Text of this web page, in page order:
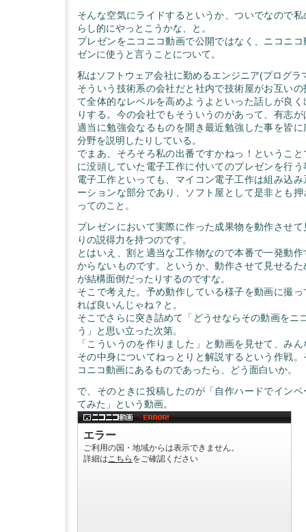
そんな空気にライドするというか、ついでなので
らし的にやっとこうかな、と。
プレゼンをニコニコ動画で公開ではなく、ニコニ
ゼンに使うと言うことについて。
私はソフトウェア会社に勤めるエンジニア(プログラ
そういう技術系の会社だと社内で技術屋がお互い
て全体的なレベルを高めようよといった話しが良
りする。今の会社でもそういうのがあって、有志
適当に勉強会なるものを開き最近勉強した事を皆
分野を説明したりしている。
でまあ、そろそろ私の出番ですかねっ！というこ
に没頭していた電子工作に付いてのプレゼンを行
電子工作といっても、マイコン電子工作は組み込
ーションな部分であり、ソフト屋として是非とも
ってのこと。
プレゼンにおいて実際に作った成果物を動作させ
りの説得力を持つのです。
とはいえ、割と適当な工作物なので本番で一発動
からないものです。というか、動作させて見せる
が結構面倒だったりするのですな。
そこで考えた。予め動作している様子を動画に撮
れば良いんじゃね？と。
そこでさらに突き詰めて「どうせならその動画をニ
う」と思い立った次第。
「こういうのを作りました」と動画を見せて、み
その中身についてねっとりと解説するという作戦
コニコ動画にあるものであったら、どう面白いか。
で、そのときに投稿したのが「自作ハードでイン
てみた」という動画。